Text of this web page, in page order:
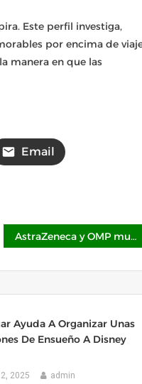
Este perfil investiga,
por encima de
manera en que las
Email
AstraZeneca y OMP muestran planificación a la velocidad del cambio en Gartner Supply Chain Symposium/Xpo™
Ayuda A Organizar Unas
De Ensueño A Disney
2025 admin